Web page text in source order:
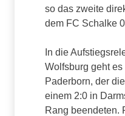
so das zweite
dem FC Schalke
In die
Wolfsburg geht
Paderborn, der
einem 2:0 in
Rang beendeten.